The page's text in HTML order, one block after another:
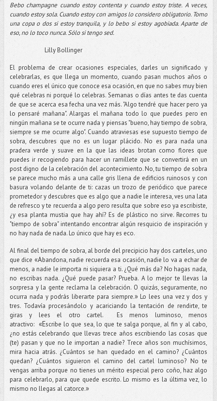
Bebo champagne cuando estoy contenta y cuando estoy triste. A veces,
cuando estoy sola. Cuando estoy con amigos lo considero obligatorio. Tomo
una copa o dos si estoy tranquila, y lo bebo si estoy agobiada. Aparte de
eso, no lo toco nunca. Sólo si tengo sed.
Lilly Bollinger
El problema de crear ocasiones especiales, darles un significado y
celebrarlas, es que llega un momento, cuando pasan muchos años o
cuando eres el único que conoce esa ocasión, en que no sabes muy bien
qué celebras ni porqué lo celebras. Semanas o días antes te das cuenta
de que se acerca esa fecha una vez más. "Algo tendré que hacer pero ya
lo pensaré mañana". Alargas el mañana todo lo que puedes pero en
ningún mañana se te ocurre nada y piensas "bueno, hay tiempo de sobra,
siempre se me ocurre algo". Cuando atraviesas ese supuesto tiempo de
sobra, descubres que no es un lugar plácido. No es para nada una
pradera verde y suave en la que las ideas brotan como flores que
puedes ir recogiendo para hacer un ramillete que se convertirá en un
post digno de la celebración del acontecimiento. No, tu tiempo de sobra
se parece mucho más a una calle gris llena de edificios ruinosos y con
basura volando delante de ti: cazas un trozo de periódico que parece
prometedor y descubres que es algo que a nadie le interesa, ves una lata
de refresco y te recuerda a algo pero resulta que sobre eso ya escribiste,
¿y esa planta mustia que hay ahí? Es de plástico no sirve. Recorres tu
"tiempo de sobra" intentando encontrar algún resquicio de inspiración y
no hay nada de nada. Lo único que hay es eco.
Al final del tiempo de sobra, al borde del precipicio hay dos carteles, uno
que dice «Abandona, nadie recuerda esa ocasión, nadie lo va a echar de
menos, a nadie le importa ni siquiera a ti. ¿Qué más da? No hagas nada,
no escribas nada. ¿Qué puede pasar? Prueba. A lo mejor te llevas la
sorpresa y la gente reclama la celebración. O quizás, seguramente, no
ocurra nada y podrás liberarte para siempre.»Lo lees una vez y dos y
tres. Todavía procesándolo y acariciando la tentación de rendirte, te
giras y lees el otro cartel. Es menos luminoso, menos
atractivo: «Escribe lo que sea, lo que te salga porque, al fin y al cabo,
¿no estás celebrando que llevas trece años escribiendo las cosas que
(te) pasan y que no le importan a nadie? Trece años son muchísimos,
mira hacia atrás. ¿Cuántos se han quedado en el camino? ¿Cuántos
quedan? ¿Cuántos siguieron el camino del cartel luminoso? No te
vengas arriba porque no tienes un mérito especial pero coño, haz algo
para celebrarlo, para que quede escrito. Lo mismo es la última vez, lo
mismo no llegas al catorce.»